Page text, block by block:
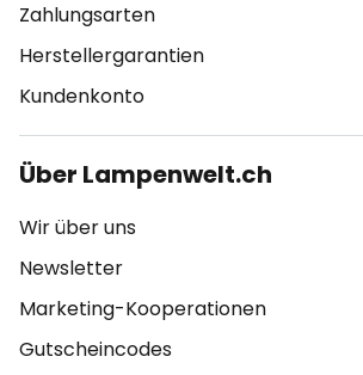
Zahlungsarten
Herstellergarantien
Kundenkonto
Über Lampenwelt.ch
Wir über uns
Newsletter
Marketing-Kooperationen
Gutscheincodes